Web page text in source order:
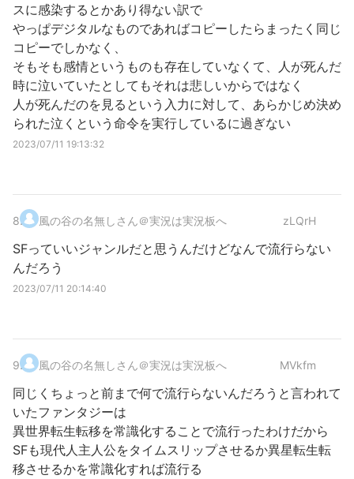
スに感染するとかあり得ない訳で
やっぱデジタルなものであればコピーしたらまったく同じ
コピーでしかなく、
そもそも感情というものも存在していなくて、人が死んだ
時に泣いていたとしてもそれは悲しいからではなく
人が死んだのを見るという入力に対して、あらかじめ決め
られた泣くという命令を実行しているに過ぎない
2023/07/11 19:13:32
8. 風の谷の名無しさん＠実況は実況板へ zLQrH
SFっていいジャンルだと思うんだけどなんで流行らない
んだろう
2023/07/11 20:14:40
9. 風の谷の名無しさん＠実況は実況板へ MVkfm
同じくちょっと前まで何で流行らないんだろうと言われて
いたファンタジーは
異世界転生転移を常識化することで流行ったわけだから
SFも現代人主人公をタイムスリップさせるか異星転生転
移させるかを常識化すれば流行る